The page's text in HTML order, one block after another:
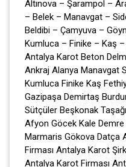
Altınova – Şarampol –
– Belek – Manavgat –
Beldibi – Çamyuva –
Kumluca – Finike – Kaş
Antalya Karot Beton
Ankraj Alanya Manavgat
Kumluca Finike Kaş
Gazipaşa Demirtaş
Sütçüler Beşkonak
Afyon Göcek Kale Demre
Marmaris Gökova Datça
Firması Antalya Karot
Antalya Karot Firması